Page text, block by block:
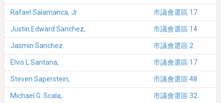
Rafael Salamanca, Jr 市議會選區 17
Justin Edward Sanchez, 市議會選區 14
Jasmin Sanchez 市議會選區 2
Elvis L Santana, 市議會選區 17
Steven Saperstein, 市議會選區 48
Michael G. Scala, 市議會選區 32